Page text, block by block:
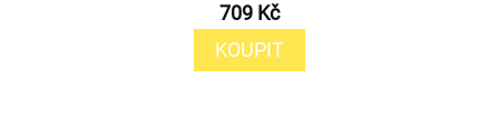
709 Kč
KOUPIT